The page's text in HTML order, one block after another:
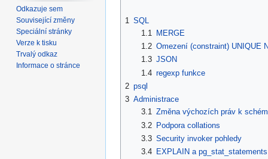
1 SQL
1.1
MERGE
1.2 Omezení (constraint) UNIQUE
1.3 JSON
1.4 regexp funkce
2 psql
3 Administrace
3.1 Změna výchozích práv k
3.2 Podpora collations
3.3 Security invoker pohledy
3.4
EXPLAIN a pg_stat_statements
Odkazuje sem
Související změny
Speciální stránky
Verze k tisku
Trvalý odkaz
Informace o stránce